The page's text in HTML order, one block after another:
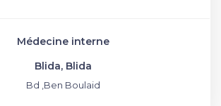
Médecine interne
Blida, Blida
Bd ,Ben Boulaid